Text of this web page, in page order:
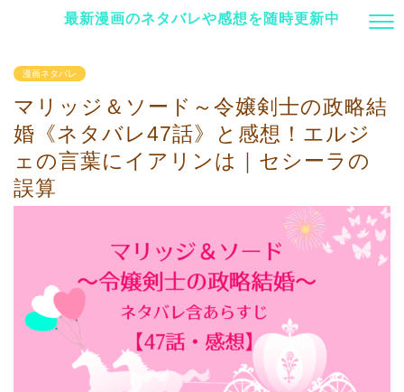
最新漫画のネタバレや感想を随時更新中
漫画ネタバレ
マリッジ＆ソード～令嬢剣士の政略結
婚《ネタバレ47話》と感想！エルジ
ェの言葉にイアリンは｜セシーラの
誤算